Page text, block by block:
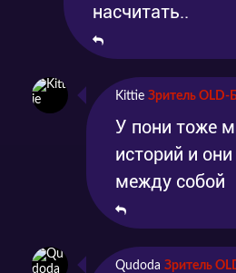
насчитать..
Kittie Зритель OLD-
У пони тоже
историй и
между собой
Qudoda Зритель